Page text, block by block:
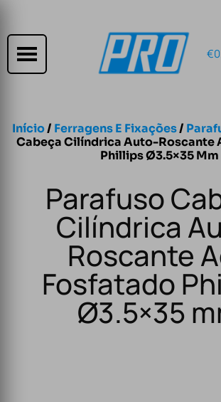
€
Início/ Ferragens E Fixações/
Cabeça Cilíndrica Auto-Roscante
Phillips Ø3.5×35 Mm
Parafuso
Cilíndrica
Roscante
Fosfatado
Ø3.5×35